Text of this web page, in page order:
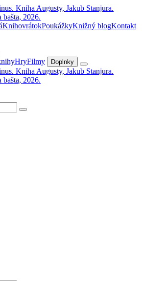
KnihovrátokPoukážkyKnižný blogKontakt
HryFilmy Doplnky